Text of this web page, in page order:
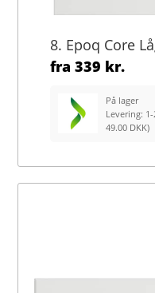
8. Epoq Core
fra339 kr.
På lager
Levering:
49.00 DKK)